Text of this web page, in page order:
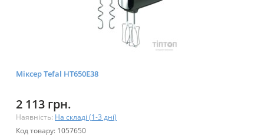
Міксер Tefal HT650E38
2 113 грн.
Наявність: На складі (1-3 дні)
Код товару: 1057650